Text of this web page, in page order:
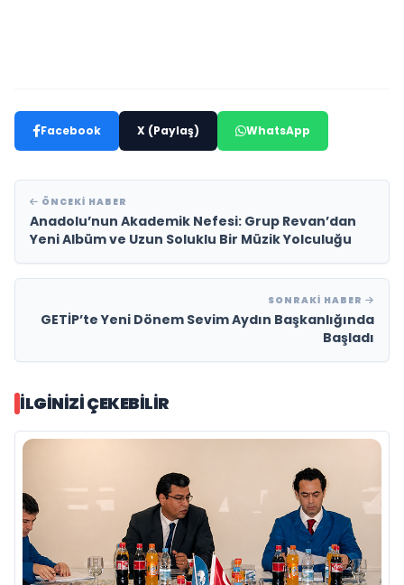
Facebook X (Paylaş) WhatsApp
ÖNCEKI HABER
Anadolu’nun Akademik Nefesi: Grup Revan’dan
Yeni Albüm ve Uzun Soluklu Bir Müzik Yolculuğu
SONRAKI HABER
GETİP’te Yeni Dönem Sevim Aydın Başkanlığında
Başladı
İLGINIZI ÇEKEBILIR